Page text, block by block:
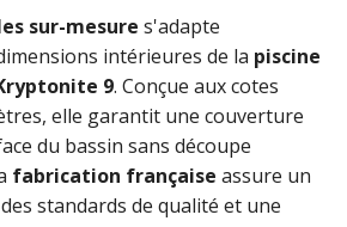
sur-mesure s'adapte
intérieures de la piscine
9. Conçue aux cotes
elle garantit une couverture
du bassin sans découpe
fabrication française assure un
standards de qualité et une